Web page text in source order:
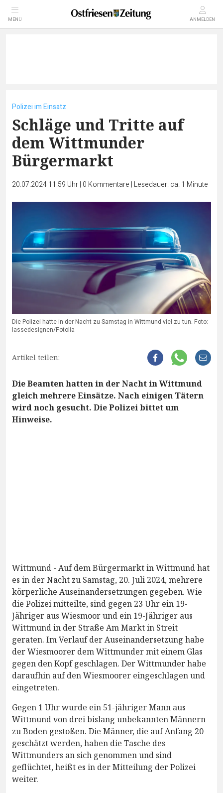
MENÜ ANMELDEN
Polizei im Einsatz
Schläge und Tritte auf
dem Wittmunder
Bürgermarkt
20.07.2024 11:59 Uhr| 0 Kommentare | Lesedauer: ca. 1 Minute
Die Polizei hatte in der Nacht zu Samstag in Wittmund viel zu tun. Foto:
lassedesignen/Fotolia
Artikel teilen:
Die Beamten hatten in der Nacht in Wittmund
gleich mehrere Einsätze. Nach einigen Tätern
wird noch gesucht. Die Polizei bittet um
Hinweise.
Wittmund - Auf dem Bürgermarkt in Wittmund hat
es in der Nacht zu Samstag, 20. Juli 2024, mehrere
körperliche Auseinandersetzungen gegeben. Wie
die Polizei mitteilte, sind gegen 23 Uhr ein 19-
Jähriger aus Wiesmoor und ein 19-Jähriger aus
Wittmund in der Straße Am Markt in Streit
geraten. Im Verlauf der Auseinandersetzung habe
der Wiesmoorer dem Wittmunder mit einem Glas
gegen den Kopf geschlagen. Der Wittmunder habe
daraufhin auf den Wiesmoorer eingeschlagen und
eingetreten.
Gegen 1 Uhr wurde ein 51-jähriger Mann aus
Wittmund von drei bislang unbekannten Männern
zu Boden gestoßen. Die Männer, die auf Anfang 20
geschätzt werden, haben die Tasche des
Wittmunders an sich genommen und sind
geflüchtet, heißt es in der Mitteilung der Polizei
weiter.